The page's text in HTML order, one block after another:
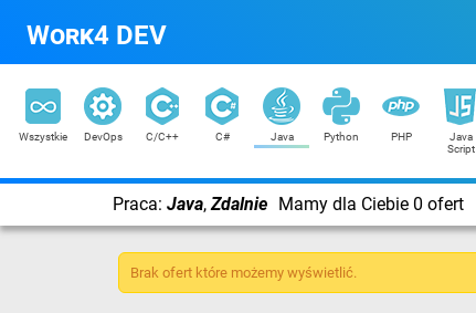
Work4 DEV
Wszystkie DevOps C/C++ C# Java Python PHP
Java
Script
Praca: Java,Zdalnie Mamy dla Ciebie 0 ofert
Brak ofert które możemy wyświetlić.